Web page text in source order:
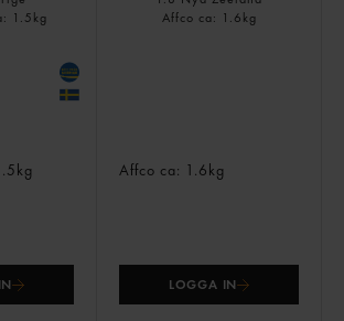
Affco ca: 1.6kg
LOGGA IN